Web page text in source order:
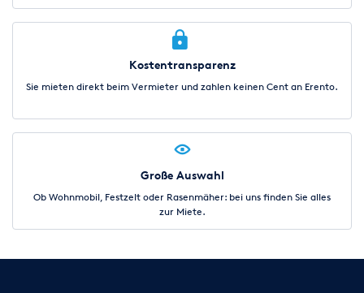
Kostentransparenz
Sie mieten direkt beim Vermieter und zahlen keinen Cent an Erento.
Große Auswahl
Ob Wohnmobil, Festzelt oder Rasenmäher: bei uns finden Sie alles
zur Miete.